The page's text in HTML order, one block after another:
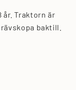
Traktorn är
baktill.